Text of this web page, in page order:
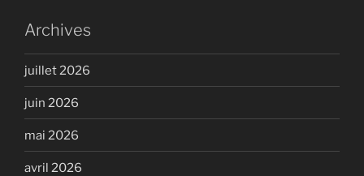
Archives
juillet 2026
juin 2026
mai 2026
avril 2026